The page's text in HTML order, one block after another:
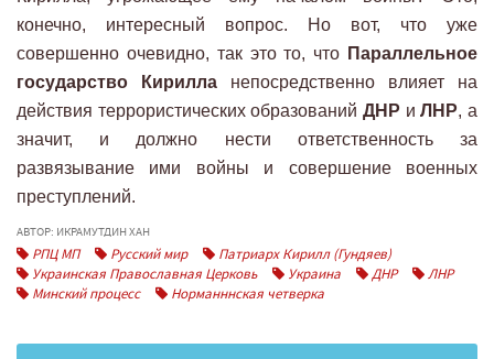
конечно, интересный вопрос. Но вот, что уже
совершенно очевидно, так это то, что Параллельное
государство Кирилла непосредственно влияет на
действия террористических образований ДНР иЛНР, а
значит, и должно нести ответственность за
развязывание ими войны и совершение военных
преступлений.
АВТОР: ИКРАМУТДИН ХАН
РПЦ МП Русский мир
Патриарх Кирилл (Гундяев)
Украинская Православная Церковь
Украина ДНР
ЛНР
Минский процесс
Норманннская четверка